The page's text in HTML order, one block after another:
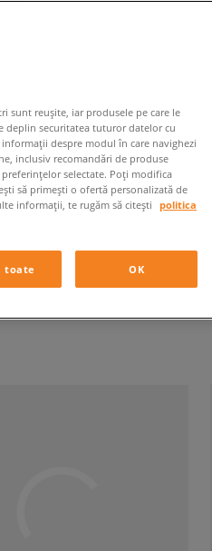
sunt reușite, iar produsele pe care le
deplin securitatea tuturor datelor cu
despre modul în care navighezi
inclusiv recomandări de produse
selectate. Poți modifica
să primești o ofertă personalizată de
informații, te rugăm să citești
politica
toate OK